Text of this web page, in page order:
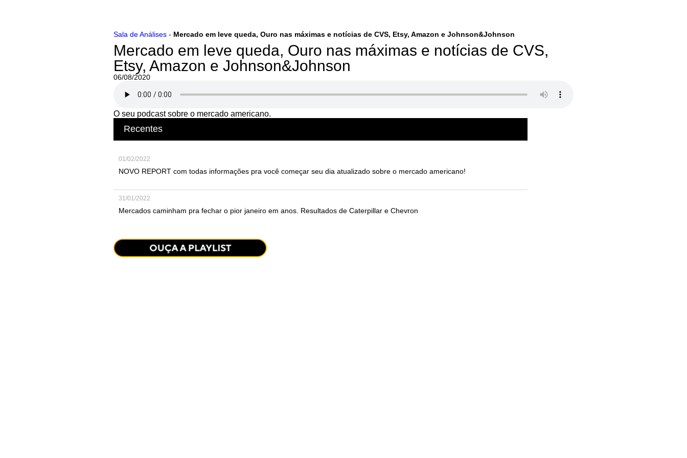
Ir
o
conteúdo
Sala de Análises - Mercado em leve queda, Ouro nas máximas e notícias de CVS, Etsy, Amazon e Johnson&Johnson
Mercado em leve queda, Ouro nas máximas e notícias de CVS,
Etsy, Amazon e Johnson&Johnson
06/08/2020
O seu podcast sobre o mercado americano.
Recentes
01/02/2022
NOVO REPORT com todas informações pra você começar seu dia atualizado sobre o mercado americano!
31/01/2022
Mercados caminham pra fechar o pior janeiro em anos. Resultados de Caterpillar e Chevron